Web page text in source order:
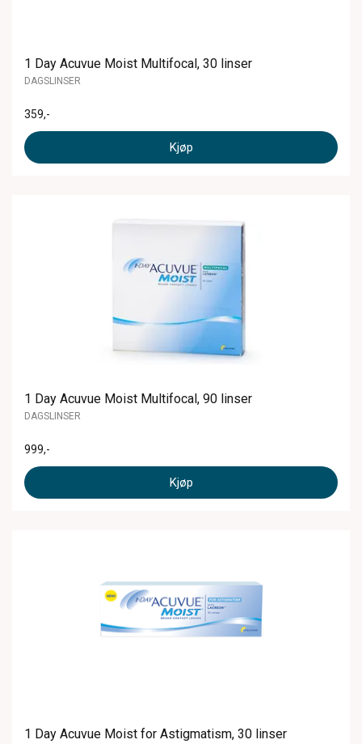
1 Day Acuvue Moist Multifocal, 30 linser
DAGSLINSER
359,-
Kjøp
1 Day Acuvue Moist Multifocal, 90 linser
DAGSLINSER
999,-
Kjøp
1 Day Acuvue Moist for Astigmatism, 30 linser